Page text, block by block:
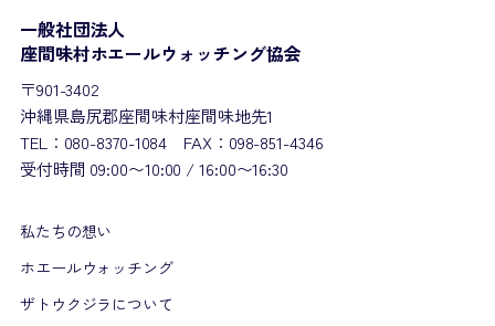
一般社団法人
座間味村ホエールウォッチング協会
〒901-3402
沖縄県島尻郡座間味村座間味地先1
TEL：080-8370-1084 FAX：098-851-4346
受付時間 09:00〜10:00 / 16:00〜16:30
私たちの想い
ホエールウォッチング
ザトウクジラについて